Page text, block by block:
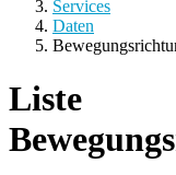
Services
Daten
Liste